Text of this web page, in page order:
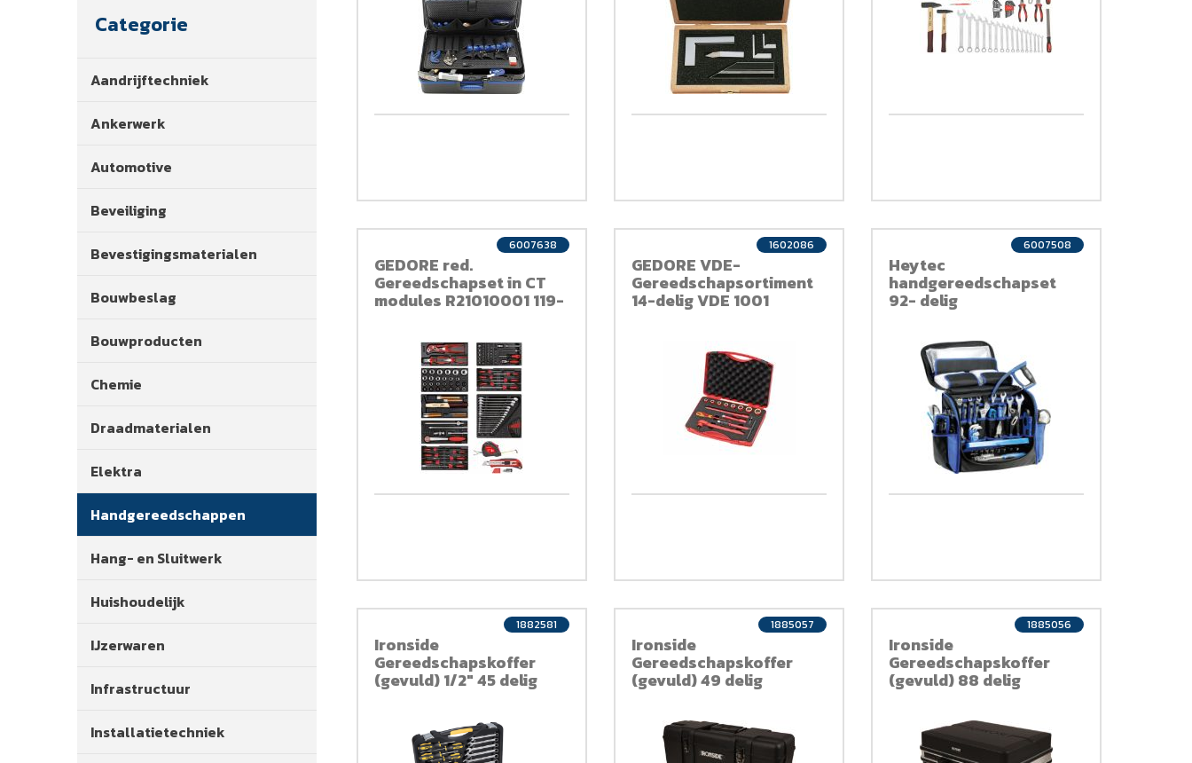
Categorie
Aandrijftechniek
Ankerwerk
Automotive
Beveiliging
Bevestigingsmaterialen
Bouwbeslag
Bouwproducten
Chemie
Draadmaterialen
Elektra
Handgereedschappen
Hang- en Sluitwerk
Huishoudelijk
IJzerwaren
Infrastructuur
Installatietechniek
GEDORE red.
Gereedschapset in CT
modules R21010001 119-
6007638
GEDORE VDE-
Gereedschapsortiment
14-delig VDE 1001
1602086
Heytec
handgereedschapset
92- delig
6007508
Ironside
Gereedschapskoffer
(gevuld) 1/2" 45 delig
1882581
Ironside
Gereedschapskoffer
(gevuld) 49 delig
1885057
Ironside
Gereedschapskoffer
(gevuld) 88 delig
1885056